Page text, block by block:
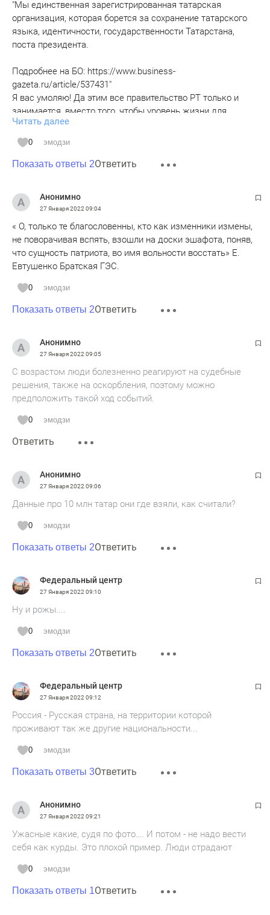
"Мы единственная зарегистрированная татарская
организация, которая борется за сохранение татарского
языка, идентичности, государственности Татарстана,
поста президента.
Подробнее на БО: https://www.business-
gazeta.ru/article/537431"
Я вас умоляю! Да этим все правительство РТ только и
занимается, вместо того, чтобы уровень жизни для
населения поднимать. На первом месте - свой карман, на
втором - местечковые привилегии. Казахстан вам уроком!
Пепел Алматы стучит в наших сердцах)))
Читать далее
0 эмодзи
Показать ответы 2Ответить
Анонимно
27 Января 2022 09:04
« О, только те благословенны, кто как изменники измены,
не поворачивая вспять, взошли на доски эшафота, поняв,
что сущность патриота, во имя вольности восстать» Е.
Евтушенко Братская ГЭС.
0 эмодзи
Показать ответы 2Ответить
Анонимно
27 Января 2022 09:05
С возрастом люди болезненно реагируют на судебные
решения, также на оскорбления, поэтому можно
предположить такой ход событий.
0 эмодзи
Ответить
Анонимно
27 Января 2022 09:06
Данные про 10 млн татар они где взяли, как считали?
0 эмодзи
Показать ответы 2Ответить
Федеральный центр
27 Января 2022 09:10
Ну и рожы....
0 эмодзи
Показать ответы 2Ответить
Федеральный центр
27 Января 2022 09:12
Россия - Русская страна, на территории которой
проживают так же другие национальности...
0 эмодзи
Показать ответы 3Ответить
Анонимно
27 Января 2022 09:21
Ужасные какие, судя по фото…. И потом - не надо вести
себя как курды. Это плохой пример. Люди страдают
0 эмодзи
Показать ответы 1Ответить